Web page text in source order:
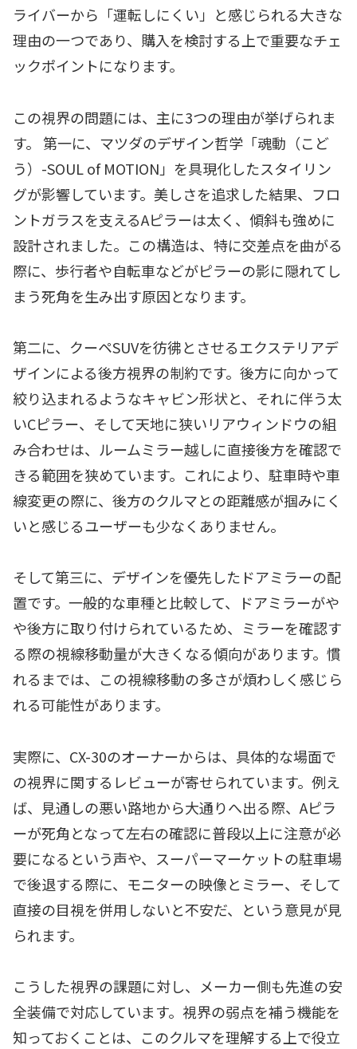
ライバーから「運転しにくい」と感じられる大きな
理由の一つであり、購入を検討する上で重要なチェ
ックポイントになります。
この視界の問題には、主に3つの理由が挙げられま
す。 第一に、マツダのデザイン哲学「魂動（こど
う）-SOUL of MOTION」を具現化したスタイリン
グが影響しています。美しさを追求した結果、フロ
ントガラスを支えるAピラーは太く、傾斜も強めに
設計されました。この構造は、特に交差点を曲がる
際に、歩行者や自転車などがピラーの影に隠れてし
まう死角を生み出す原因となります。
第二に、クーペSUVを彷彿とさせるエクステリアデ
ザインによる後方視界の制約です。後方に向かって
絞り込まれるようなキャビン形状と、それに伴う太
いCピラー、そして天地に狭いリアウィンドウの組
み合わせは、ルームミラー越しに直接後方を確認で
きる範囲を狭めています。これにより、駐車時や車
線変更の際に、後方のクルマとの距離感が掴みにく
いと感じるユーザーも少なくありません。
そして第三に、デザインを優先したドアミラーの配
置です。一般的な車種と比較して、ドアミラーがや
や後方に取り付けられているため、ミラーを確認す
る際の視線移動量が大きくなる傾向があります。慣
れるまでは、この視線移動の多さが煩わしく感じら
れる可能性があります。
実際に、CX-30のオーナーからは、具体的な場面で
の視界に関するレビューが寄せられています。例え
ば、見通しの悪い路地から大通りへ出る際、Aピラ
ーが死角となって左右の確認に普段以上に注意が必
要になるという声や、スーパーマーケットの駐車場
で後退する際に、モニターの映像とミラー、そして
直接の目視を併用しないと不安だ、という意見が見
られます。
こうした視界の課題に対し、メーカー側も先進の安
全装備で対応しています。視界の弱点を補う機能を
知っておくことは、このクルマを理解する上で役立